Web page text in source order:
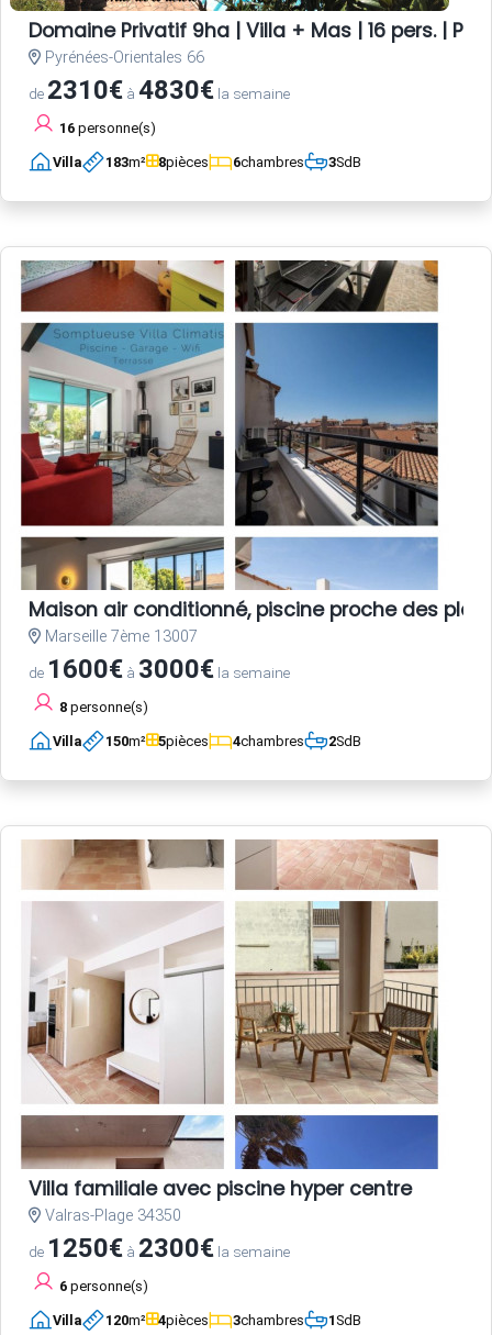
Domaine Privatif 9ha | Villa + Mas | 16 pers. |
Pyrénées-Orientales 66
de 2310€ à 4830€ la semaine
16 personne(s)
Villa 183m² 8pièces 6chambres 3SdB
Maison air conditionné, piscine proche des
Marseille 7ème 13007
de 1600€ à 3000€ la semaine
8 personne(s)
Villa 150m² 5pièces 4chambres 2SdB
Villa familiale avec piscine hyper centre
Valras-Plage 34350
de 1250€ à 2300€ la semaine
6 personne(s)
Villa 120m² 4pièces 3chambres 1SdB